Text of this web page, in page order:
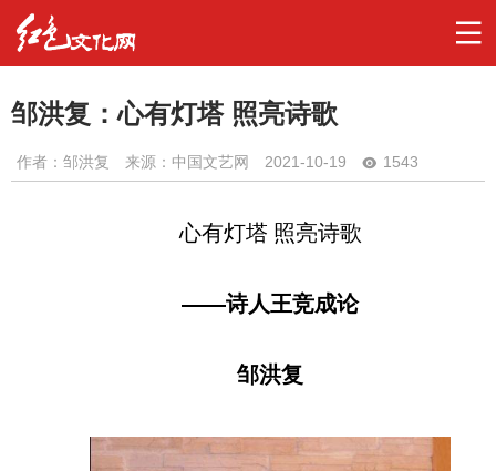
邹洪复：心有灯塔 照亮诗歌
作者： 邹洪复 来源：中国文艺网 2021-10-19 1543
心有灯塔 照亮诗歌
——诗人王竞成论
邹洪复